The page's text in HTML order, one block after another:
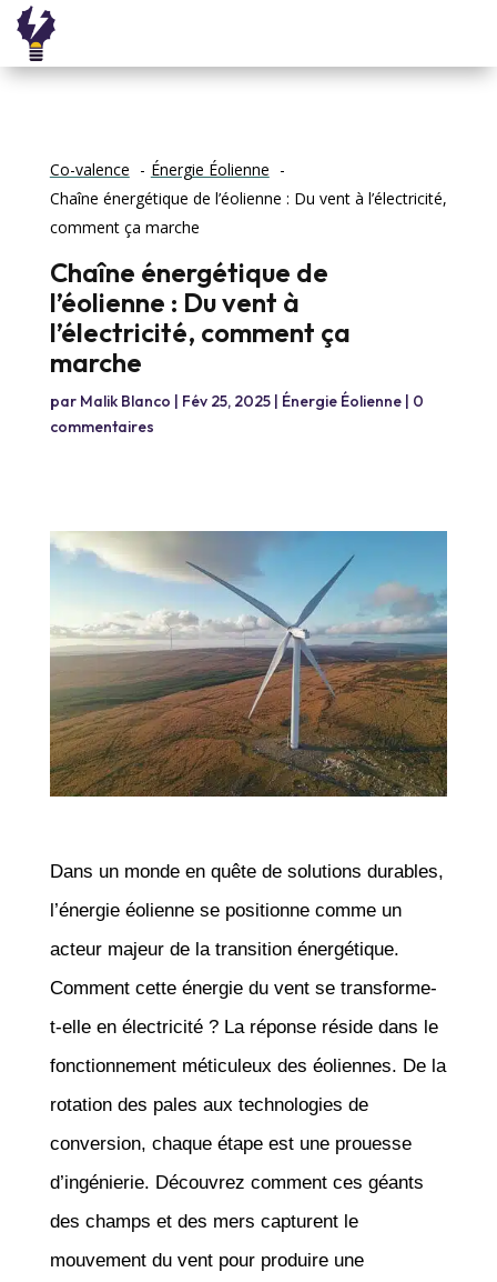
Co-valence
Énergie Éolienne
Chaîne énergétique de l’éolienne : Du vent à l’électricité,
comment ça marche
Chaîne énergétique de
l’éolienne : Du vent à
l’électricité, comment ça
marche
par Malik Blanco | Fév 25, 2025| Énergie Éolienne| 0
commentaires
Dans un monde en quête de solutions durables,
l’énergie éolienne se positionne comme un
acteur majeur de la transition énergétique.
Comment cette énergie du vent se transforme-
t-elle en électricité ? La réponse réside dans le
fonctionnement méticuleux des éoliennes. De la
rotation des pales aux technologies de
conversion, chaque étape est une prouesse
d’ingénierie. Découvrez comment ces géants
des champs et des mers capturent le
mouvement du vent pour produire une